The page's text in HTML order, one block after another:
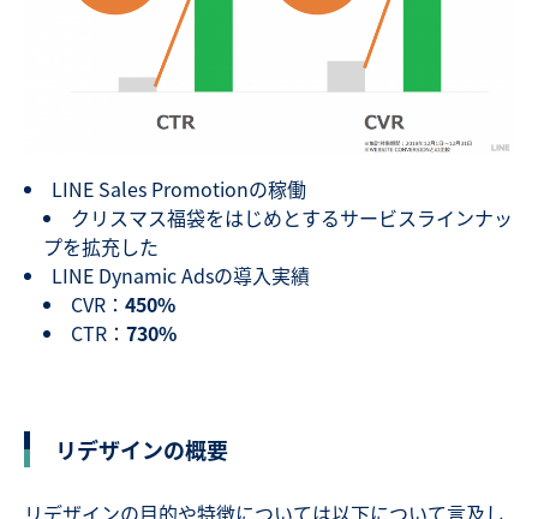
LINE Sales Promotionの稼働
クリスマス福袋をはじめとするサービスラインナッ
プを拡充した
LINE Dynamic Adsの導入実績
CVR： 450%
CTR： 730%
リデザインの概要